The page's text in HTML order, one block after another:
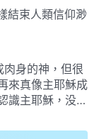
結束人類信仰渺
身的神，但很
來真像主耶穌成
識主耶穌，没法